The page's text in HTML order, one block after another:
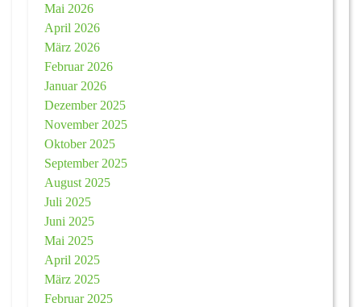
Mai 2026
April 2026
März 2026
Februar 2026
Januar 2026
Dezember 2025
November 2025
Oktober 2025
September 2025
August 2025
Juli 2025
Juni 2025
Mai 2025
April 2025
März 2025
Februar 2025